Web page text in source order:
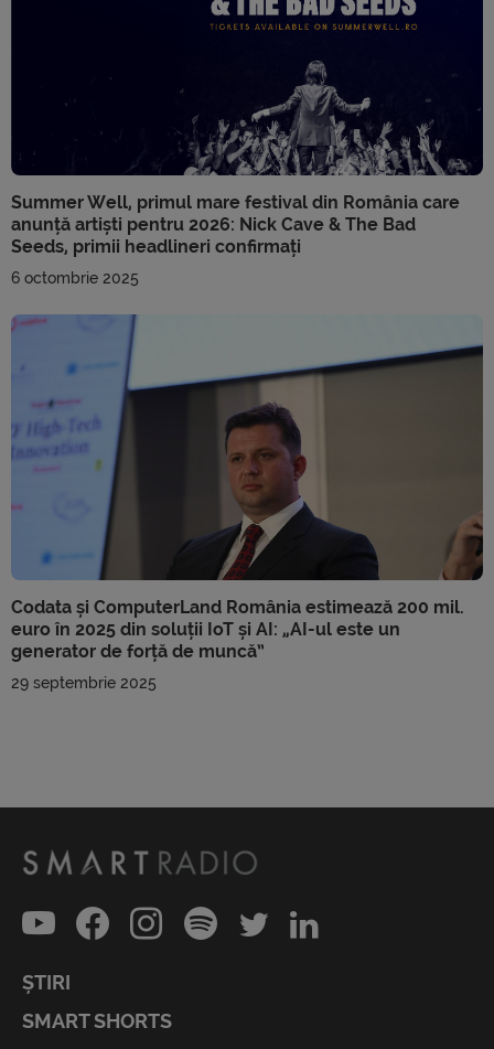
Summer Well, primul mare festival din România care
anunță artiști pentru 2026: Nick Cave & The Bad
Seeds, primii headlineri confirmați
6 octombrie 2025
Codata și ComputerLand România estimează 200 mil.
euro în 2025 din soluții IoT și AI: „AI-ul este un
generator de forță de muncă”
29 septembrie 2025
ȘTIRI
SMART SHORTS